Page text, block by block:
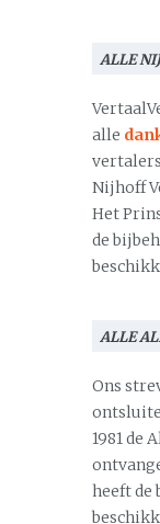
ALLE
alle
Nijhoff
Het
de
ALLE
Ons
1981 de
heeft